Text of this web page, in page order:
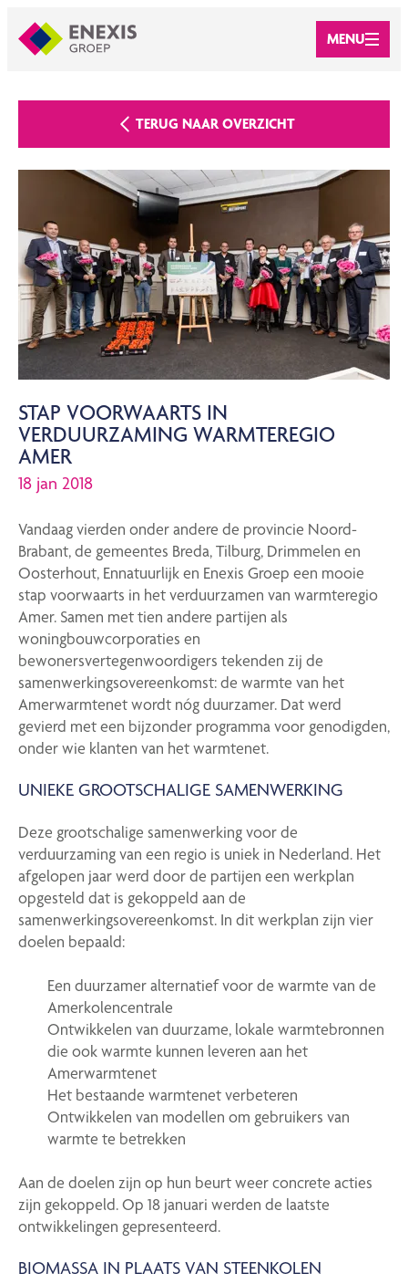
MENU
TERUG NAAR OVERZICHT
STAP VOORWAARTS IN
VERDUURZAMING WARMTEREGIO
AMER
18 jan 2018
Vandaag vierden onder andere de provincie Noord-
Brabant, de gemeentes Breda, Tilburg, Drimmelen en
Oosterhout, Ennatuurlijk en Enexis Groep een mooie
stap voorwaarts in het verduurzamen van warmteregio
Amer. Samen met tien andere partijen als
woningbouwcorporaties en
bewonersvertegenwoordigers tekenden zij de
samenwerkingsovereenkomst: de warmte van het
Amerwarmtenet wordt nóg duurzamer. Dat werd
gevierd met een bijzonder programma voor genodigden,
onder wie klanten van het warmtenet.
UNIEKE GROOTSCHALIGE SAMENWERKING
Deze grootschalige samenwerking voor de
verduurzaming van een regio is uniek in Nederland. Het
afgelopen jaar werd door de partijen een werkplan
opgesteld dat is gekoppeld aan de
samenwerkingsovereenkomst. In dit werkplan zijn vier
doelen bepaald:
Een duurzamer alternatief voor de warmte van de
Amerkolencentrale
Ontwikkelen van duurzame, lokale warmtebronnen
die ook warmte kunnen leveren aan het
Amerwarmtenet
Het bestaande warmtenet verbeteren
Ontwikkelen van modellen om gebruikers van
warmte te betrekken
Aan de doelen zijn op hun beurt weer concrete acties
zijn gekoppeld. Op 18 januari werden de laatste
ontwikkelingen gepresenteerd.
BIOMASSA IN PLAATS VAN STEENKOLEN